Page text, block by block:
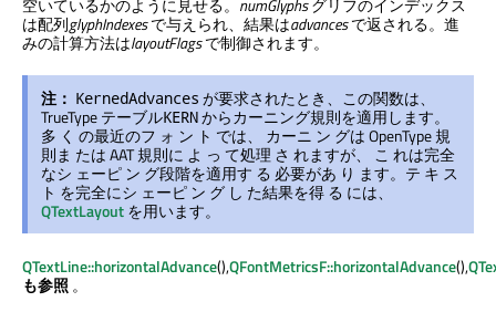
空いているかのように見せる。 numGlyphsグリフのインデックス
は配列glyphIndexesで与えられ、結果はadvancesで返される。進
みの計算方法はlayoutFlagsで制御されます。
注： KernedAdvances が要求されたとき、この関数は、
TrueType テーブルKERNからカーニング規則を適用します。
多 く の最近のフ ォ ン ト では、 カーニ ン グは OpenType 規
則ま たは AAT 規則に よ っ て処理 さ れますが、 こ れは完全
なシ ェーピ ン グ段階を適用す る 必要があ り ます。テ キ ス
ト を完全にシ ェーピ ン グ し た結果を得 る には、
QTextLayoutを用います。
QTextLine::horizontalAdvance(),QFontMetricsF::horizontalAdvance(),
も参照。